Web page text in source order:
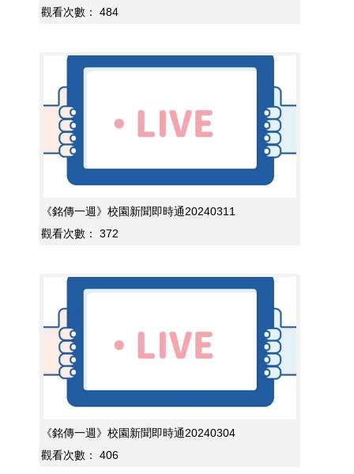
觀看次數：
484
《銘傳一週》校園新聞即時通20240311
觀看次數：
372
《銘傳一週》校園新聞即時通20240304
觀看次數：
406